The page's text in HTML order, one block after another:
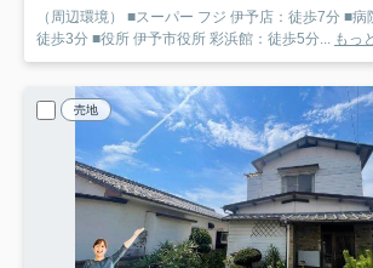
（周辺環境） ■スーパー フジ 伊予店：徒歩7分 ■病
徒歩3分 ■役所 伊予市役所 彩浜館：徒歩5分... もっ
売地